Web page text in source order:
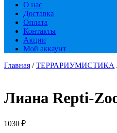
О нас
Доставка
Оплата
Контакты
Акции
Мой аккаунт
Главная /ТЕРРАРИУМИСТИКА
Лиана Repti-
1030 ₽